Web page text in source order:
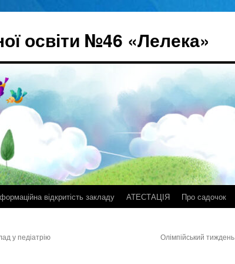
освіти №46 «Лелека»
відкритість закладу АТЕСТАЦІЯ Про садочок
у педіатрію Олімпійський тиждень